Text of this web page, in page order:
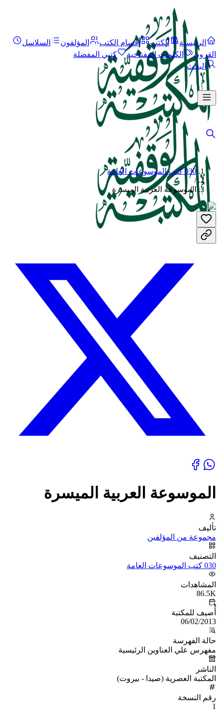
الرئيسية الكتب أقسام الكتب المؤلفون
السلاسل
القرون
الكلمات المفتاحية
كتبي المفضلة
البحث
030 كتب الموسوعات العامة
/
الموسوعة العربية الميسرة
الموسوعة العربية الميسرة
تأليف
مجموعة من المؤلفين
التصنيف
030 كتب الموسوعات العامة
المشاهدات
86.5K
أُضيف للمكتبة
06/02/2013
حالة الفهرسة
مفهرس علي العناوين الرئيسية
الناشر
المكتبة العصرية (صيدا - بيروت)
رقم النسخة
1